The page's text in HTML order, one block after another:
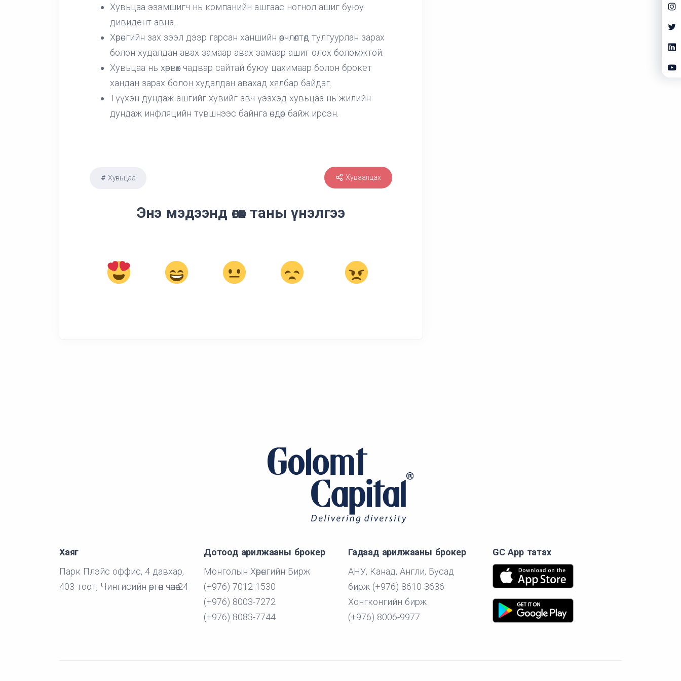
Хувьцаа эзэмшигч нь компанийн ашгаас ногнол ашиг буюу
дивидент авна.
Хөрөнгийн зах зээл дээр гарсан ханшийн өөрчлөлтөд тулгуурлан зарах
болон худалдан авах замаар авах замаар ашиг олох боломжтой.
Хувьцаа нь хөрвөх чадвар сайтай буюу цахимаар болон брокет
хандан зарах болон худалдан авахад хялбар байдаг.
Түүхэн дундаж ашгийг хувийг авч үэзхэд хувьцаа нь жилийн
дундаж инфляцийн түвшнээс байнга өндөр байж ирсэн.
Хувьцаа Хуваалцах
Энэ мэдээнд өгөх таны үнэлгээ
Хаяг
Парк Плэйс оффис, 4 давхар,
403 тоот, Чингисийн өргөн чөлөө-24
Дотоод арилжааны брокер
Монголын Хөрөнгийн Бирж
(+976) 7012-1530
(+976) 8003-7272
(+976) 8083-7744
Гадаад арилжааны брокер
АНУ, Канад, Англи, Бусад
бирж (+976) 8610-3636
Хонгконгийн бирж
(+976) 8006-9977
GC App татах